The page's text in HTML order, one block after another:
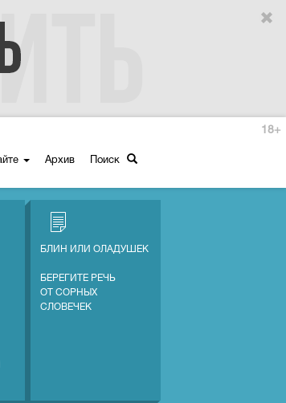
Архив Поиск
18+
БЛИН ИЛИ ОЛАДУШЕК
БЕРЕГИТЕ РЕЧЬ
ОТ СОРНЫХ
СЛОВЕЧЕК